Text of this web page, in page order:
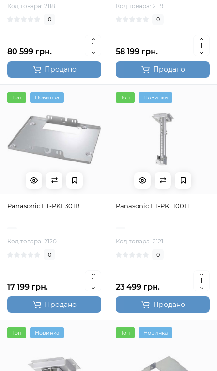
Код товара: 2118
0
80 599 грн.
Продано
Код товара: 2119
0
58 199 грн.
Продано
Топ Новинка
Panasonic ET-PKE301B
Код товара: 2120
0
17 199 грн.
Продано
Топ Новинка
Panasonic ET-PKL100H
Код товара: 2121
0
23 499 грн.
Продано
Топ Новинка Топ Новинка